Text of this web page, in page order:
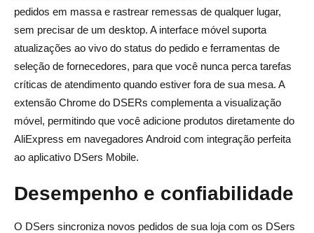
pedidos em massa e rastrear remessas de qualquer lugar,
sem precisar de um desktop. A interface móvel suporta
atualizações ao vivo do status do pedido e ferramentas de
seleção de fornecedores, para que você nunca perca tarefas
críticas de atendimento quando estiver fora de sua mesa. A
extensão Chrome do DSERs complementa a visualização
móvel, permitindo que você adicione produtos diretamente do
AliExpress em navegadores Android com integração perfeita
ao aplicativo DSers Mobile.
Desempenho e confiabilidade
O DSers sincroniza novos pedidos de sua loja com os DSers